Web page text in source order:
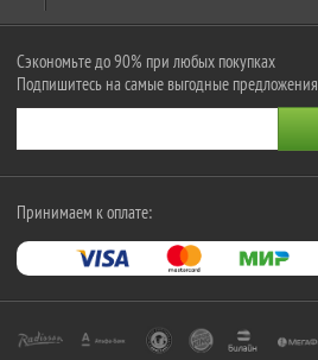
Сэкономьте до 90% при любых покупках
Подпишитесь на самые выгодные предложения
Принимаем к оплате: